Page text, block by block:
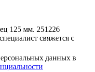
125 мм. 251226
свяжется с
данных в